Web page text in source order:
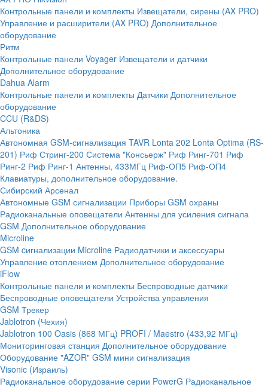
Контрольные панели и комплекты Извещатели, сирены (AX PRO)
Управление и расширители (AX PRO) Дополнительное
оборудование
Ритм
Контрольные панели Voyager Извещатели и датчики
Дополнительное оборудование
Dahua Alarm
Контрольные панели и комплекты Датчики Дополнительное
оборудование
CCU (R&DS)
Альтоника
Автономная GSM-сигнализация TAVR Lonta 202 Lonta Optima (RS-
201) Риф Стринг-200 Система "Консьерж" Риф Ринг-701 Риф
Ринг-2 Риф Ринг-1 Антенны, 433МГц Риф-ОП5 Риф-ОП4
Клавиатуры, дополнительное оборудование.
Сибирский Арсенал
Автономные GSM сигнализации Приборы GSM охраны
Радиоканальные оповещатели Антенны для усиления сигнала
GSM Дополнительное оборудование
Microline
GSM cигнализации Microline Радиодатчики и аксессуары
Управление отоплением Дополнительное оборудование
iFlow
Контрольные панели и комплекты Беспроводные датчики
Беспроводные оповещатели Устройства управления
GSM Трекер
Jablotron (Чехия)
Jablotron 100 Oasis (868 МГц) PROFI / Maestro (433,92 МГц)
Мониторинговая станция Дополнительное оборудование
Оборудование "AZOR" GSM мини сигнализация
Visonic (Израиль)
Радиоканальное оборудование серии PowerG Радиоканальное